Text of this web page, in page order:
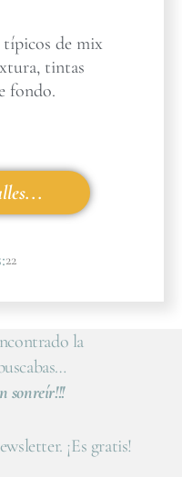
de mix
tintas
fondo.
22
la
sonreír!!!
¡Es gratis!